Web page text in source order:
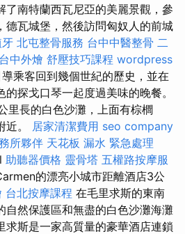
了南特蘭西瓦尼亞的美麗景觀，參
德瓦城堡，然後訪問匈奴人的前城
牙 北屯整骨服務 台中中醫整骨 二
台中外燴 舒壓技巧課程 wordpress
乘客回到幾個世紀的歷史，並在
探戈口琴一起度過美味的晚餐。
里長的白色沙灘，上面有棕櫚
近。 居家清潔費用 seo company
所夥伴 天花板 漏水 緊急處理
助聽器價格 靈骨塔 五權路按摩服
的漂亮小城市距離酒店3公
台北按摩課程 在毛里求斯的東南
自然保護區和無盡的白色沙灘海灘
求斯是一家高質量的豪華酒店連鎖